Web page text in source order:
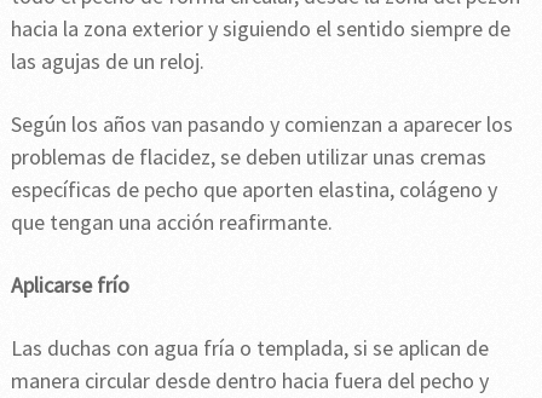
hacia la zona exterior y siguiendo el sentido siempre de
las agujas de un reloj.
Según los años van pasando y comienzan a aparecer los
problemas de flacidez, se deben utilizar unas cremas
específicas de pecho que aporten elastina, colágeno y
que tengan una acción reafirmante.
Aplicarse frío
Las duchas con agua fría o templada, si se aplican de
manera circular desde dentro hacia fuera del pecho y